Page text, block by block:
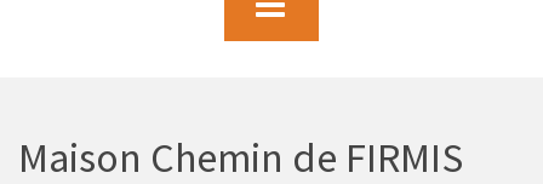
Maison Chemin de FIRMIS